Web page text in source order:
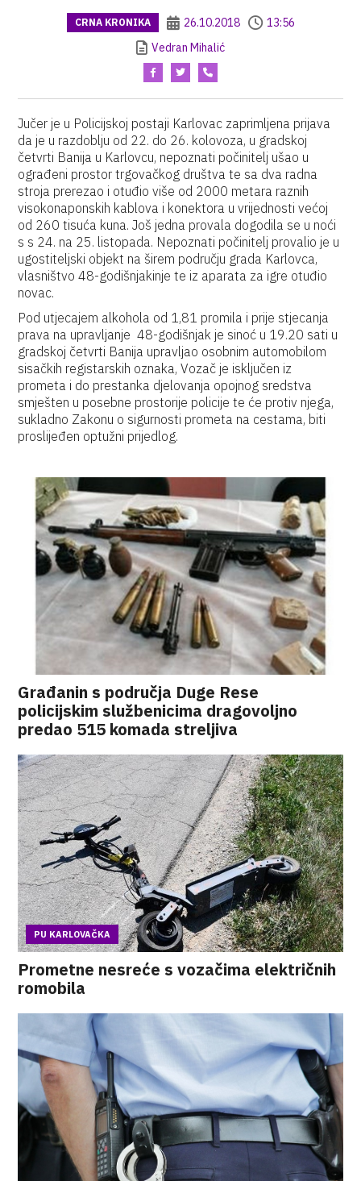
CRNA KRONIKA 26.10.2018
13:56
Vedran Mihalić
Jučer je u Policijskoj postaji Karlovac zaprimljena prijava
da je u razdoblju od 22. do 26. kolovoza, u gradskoj
četvrti Banija u Karlovcu, nepoznati počinitelj ušao u
ograđeni prostor trgovačkog društva te sa dva radna
stroja prerezao i otuđio više od 2000 metara raznih
visokonaponskih kablova i konektora u vrijednosti većoj
od 260 tisuća kuna. Još jedna provala dogodila se u noći
s s 24. na 25. listopada. Nepoznati počinitelj provalio je u
ugostiteljski objekt na širem području grada Karlovca,
vlasništvo 48-godišnjakinje te iz aparata za igre otuđio
novac.
Pod utjecajem alkohola od 1,81 promila i prije stjecanja
prava na upravljanje 48-godišnjak je sinoć u 19.20 sati u
gradskoj četvrti Banija upravljao osobnim automobilom
sisačkih registarskih oznaka, Vozač je isključen iz
prometa i do prestanka djelovanja opojnog sredstva
smješten u posebne prostorije policije te će protiv njega,
sukladno Zakonu o sigurnosti prometa na cestama, biti
proslijeđen optužni prijedlog.
Građanin s područja Duge Rese
policijskim službenicima dragovoljno
predao 515 komada streljiva
PU KARLOVAČKA
Prometne nesreće s vozačima električnih
romobila